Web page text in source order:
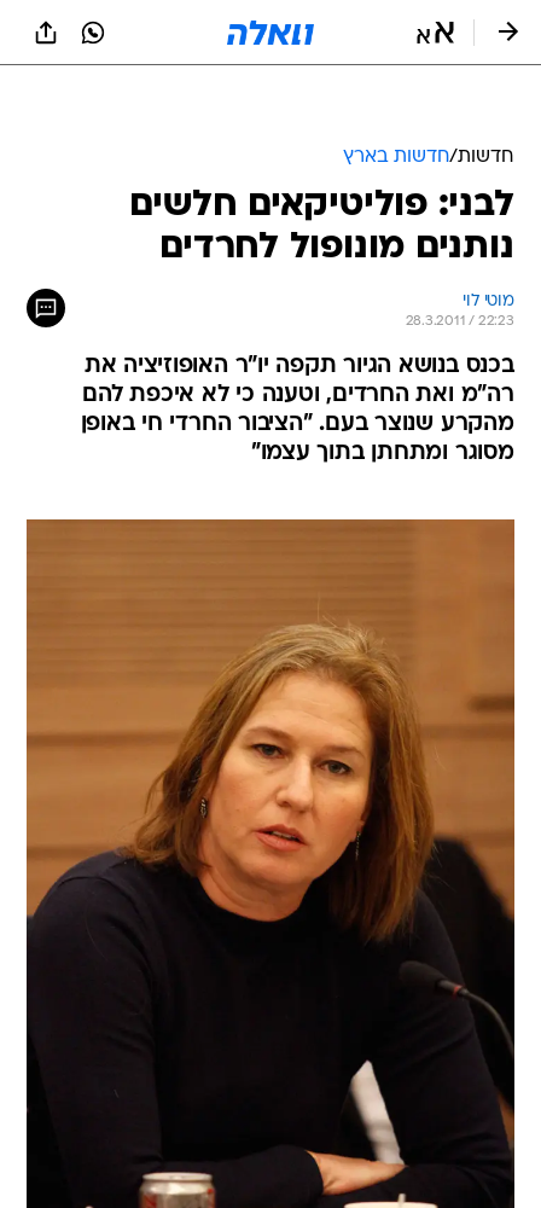
חדשות/חדשות בארץ
לבני: פוליטיקאים חלשים
נותנים מונופול לחרדים
מוטי לוי
28.3.2011 / 22:23
בכנס בנושא הגיור תקפה יו"ר האופוזיציה את
רה"מ ואת החרדים, וטענה כי לא איכפת להם
מהקרע שנוצר בעם. "הציבור החרדי חי באופן
מסוגר ומתחתן בתוך עצמו"